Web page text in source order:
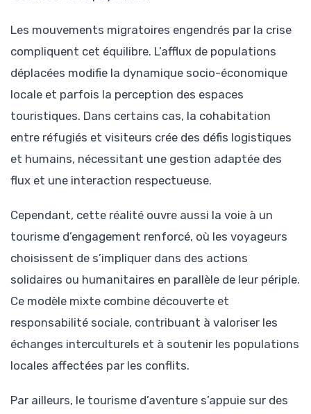
Les mouvements migratoires engendrés par la crise
compliquent cet équilibre. L’afflux de populations
déplacées modifie la dynamique socio-économique
locale et parfois la perception des espaces
touristiques. Dans certains cas, la cohabitation
entre réfugiés et visiteurs crée des défis logistiques
et humains, nécessitant une gestion adaptée des
flux et une interaction respectueuse.
Cependant, cette réalité ouvre aussi la voie à un
tourisme d’engagement renforcé, où les voyageurs
choisissent de s’impliquer dans des actions
solidaires ou humanitaires en parallèle de leur périple.
Ce modèle mixte combine découverte et
responsabilité sociale, contribuant à valoriser les
échanges interculturels et à soutenir les populations
locales affectées par les conflits.
Par ailleurs, le tourisme d’aventure s’appuie sur des